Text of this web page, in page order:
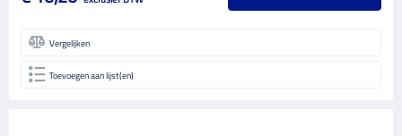
Vergelijken
Toevoegen aan lijst(en)